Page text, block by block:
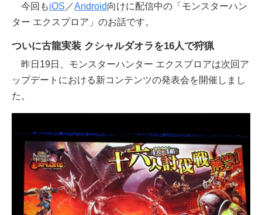
今回もiOS ／Android向けに配信中の「モンスターハン
ター エクスプロア」のお話です。
ついに古龍実装 クシャルダオラを16人で狩猟
昨日19日、モンスターハンター エクスプロアは次回ア
ップデートにおける新コンテンツの発表会を開催しまし
た。